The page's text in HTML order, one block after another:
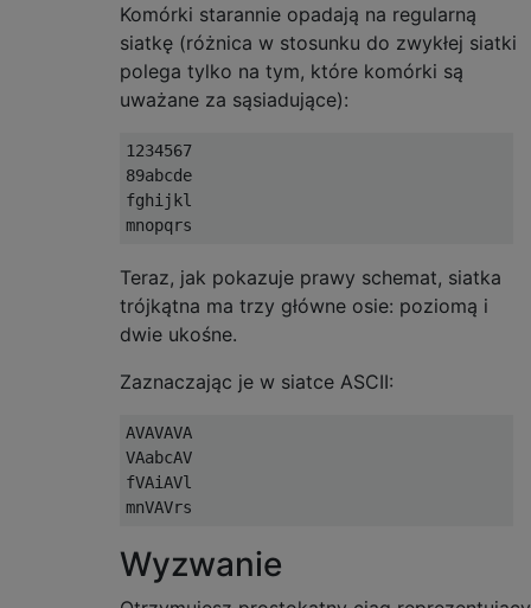
Komórki starannie opadają na regularną
siatkę (różnica w stosunku do zwykłej siatki
polega tylko na tym, które komórki są
uważane za sąsiadujące):
1234567
89abcde
fghijkl
Teraz, jak pokazuje prawy schemat, siatka
trójkątna ma trzy główne osie: poziomą i
dwie ukośne.
Zaznaczając je w siatce ASCII:
AVAVAVA
VAabcAV
fVAiAVl
Wyzwanie